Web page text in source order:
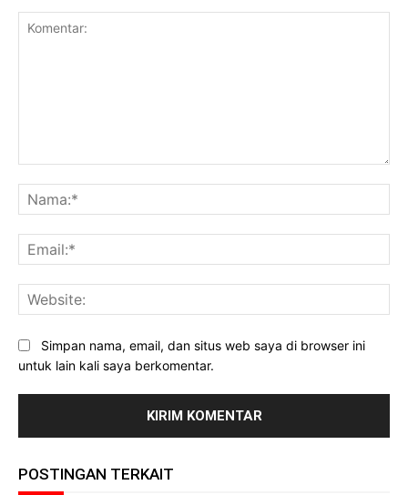
Simpan nama, email, dan situs web saya di browser ini
untuk lain kali saya berkomentar.
POSTINGAN TERKAIT